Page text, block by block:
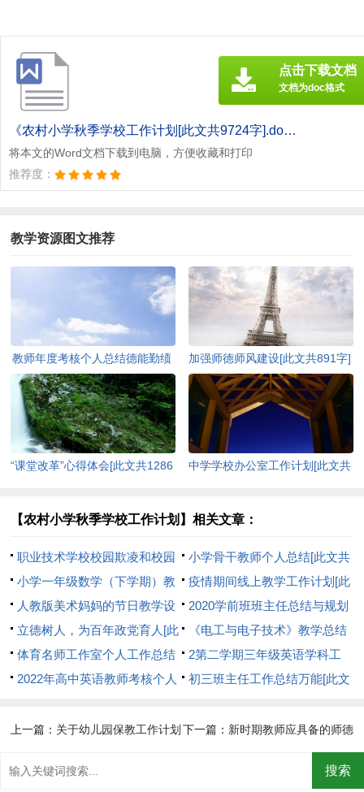
《农村小学秋季学校工作计划[此文共9724字].doc》
将本文的Word文档下载到电脑，方便收藏和打印
推荐度：
点击下载文档
文档为doc格式
教学资源图文推荐
教师年度考核个人总结德能勤绩
多篇[此文共5708字]
加强师德师风建设[此文共891字]
“课堂改革”心得体会[此文共1286
中学学校办公室工作计划[此文共
【农村小学秋季学校工作计划】相关文章：
职业技术学校校园欺凌和校园
暴力专项治理工作方案[此文共
1853字]
小学骨干教师个人总结[此文共
3833字]
小学一年级数学（下学期）教
学工作总结(精选多篇)[此文共
7903字]
疫情期间线上教学工作计划[此
文共465字]
人教版美术妈妈的节日教学设
计（合集5篇）[此文共3390字]
2020学前班班主任总结与规划
[此文共5283字]
立德树人，为百年政党育人[此
文共1080字]
《电工与电子技术》教学总结
和反思[此文共1308字]
体育名师工作室个人工作总结
[此文共812字]
2第二学期三年级英语学科工
作总结[此文共905字]
2022年高中英语教师考核个人
初三班主任工作总结万能[此文
上一篇： 关于幼儿园保教工作计划 下一篇： 新时期教师应具备的师德
修养(精选多篇)[此文共7991字]